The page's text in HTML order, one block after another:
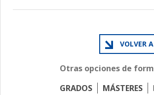
VOLVER
Otras opciones de
GRADOS
MÁSTERES